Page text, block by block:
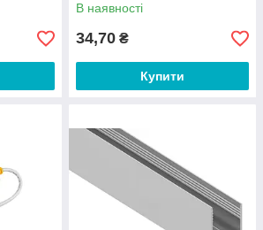
В наявності
34,70 ₴
Купити